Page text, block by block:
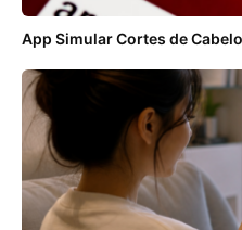
App Simular Cortes de